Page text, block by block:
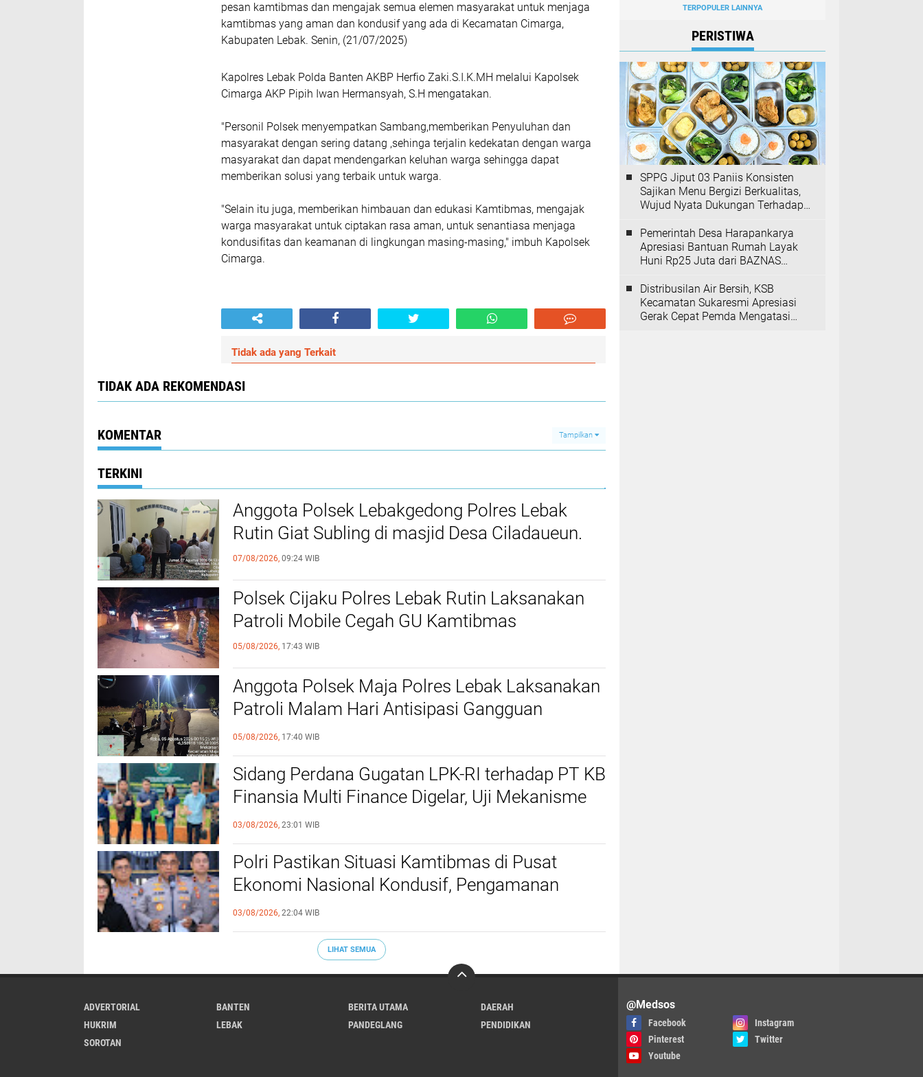
pesan kamtibmas dan mengajak semua elemen masyarakat untuk menjaga
kamtibmas yang aman dan kondusif yang ada di Kecamatan Cimarga,
Kabupaten Lebak. Senin, (21/07/2025)
Kapolres Lebak Polda Banten AKBP Herfio Zaki.S.I.K.MH melalui Kapolsek
Cimarga AKP Pipih Iwan Hermansyah, S.H mengatakan.
"Personil Polsek menyempatkan Sambang,memberikan Penyuluhan dan
masyarakat dengan sering datang ,sehinga terjalin kedekatan dengan warga
masyarakat dan dapat mendengarkan keluhan warga sehingga dapat
memberikan solusi yang terbaik untuk warga.
"Selain itu juga, memberikan himbauan dan edukasi Kamtibmas, mengajak
warga masyarakat untuk ciptakan rasa aman, untuk senantiasa menjaga
kondusifitas dan keamanan di lingkungan masing-masing," imbuh Kapolsek
Cimarga.
Tidak ada yang Terkait
TIDAK ADA REKOMENDASI
KOMENTAR Tampilkan
TERKINI
Anggota Polsek Lebakgedong Polres Lebak
Rutin Giat Subling di masjid Desa Ciladaueun.
07/08/2026, 09:24 WIB
Polsek Cijaku Polres Lebak Rutin Laksanakan
Patroli Mobile Cegah GU Kamtibmas
05/08/2026, 17:43 WIB
Anggota Polsek Maja Polres Lebak Laksanakan
Patroli Malam Hari Antisipasi Gangguan
Kamtibmas
05/08/2026, 17:40 WIB
Sidang Perdana Gugatan LPK-RI terhadap PT KB
Finansia Multi Finance Digelar, Uji Mekanisme
Jaminan Fidusia Jadi Sorotan
03/08/2026, 23:01 WIB
‎Polri Pastikan Situasi Kamtibmas di Pusat
Ekonomi Nasional Kondusif, Pengamanan
Objek Vital Diperketat
03/08/2026, 22:04 WIB
LIHAT SEMUA
TERPOPULER LAINNYA
PERISTIWA
SPPG Jiput 03 Paniis Konsisten
Sajikan Menu Bergizi Berkualitas,
Wujud Nyata Dukungan Terhadap
Pemerintah Desa Harapankarya
Apresiasi Bantuan Rumah Layak
Huni Rp25 Juta dari BAZNAS
Distribusilan Air Bersih, KSB
Kecamatan Sukaresmi Apresiasi
Gerak Cepat Pemda Mengatasi
ADVERTORIAL BANTEN BERITA UTAMA
DAERAH
HUKRIM
LEBAK PANDEGLANG
PENDIDIKAN
SOROTAN
@Medsos
Facebook
Instagram
Pinterest
Twitter
Youtube